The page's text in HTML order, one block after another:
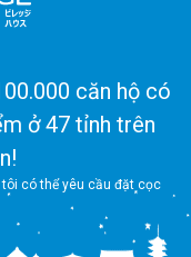
căn hộ có
ở 47 tỉnh trên
có thể yêu cầu đặt cọc